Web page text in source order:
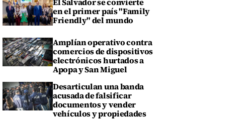
en el primer país "Family
Friendly" del mundo
Amplían operativo contra
comercios de dispositivos
electrónicos hurtados a
Apopa y San Miguel
Desarticulan una banda
acusada de falsificar
documentos y vender
vehículos y propiedades